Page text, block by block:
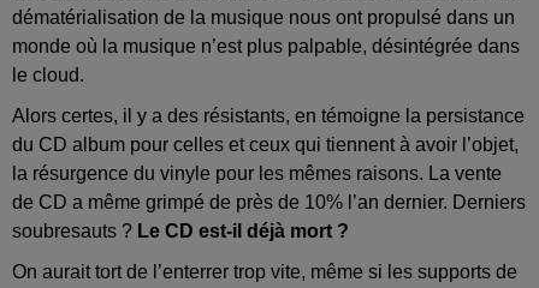
dématérialisation de la musique nous ont propulsé dans un
monde où la musique n’est plus palpable, désintégrée dans
le cloud.
Alors certes, il y a des résistants, en témoigne la persistance
du CD album pour celles et ceux qui tiennent à avoir l’objet,
la résurgence du vinyle pour les mêmes raisons. La vente
de CD a même grimpé de près de 10% l’an dernier. Derniers
soubresauts ? Le CD est-il déjà mort ?
On aurait tort de l’enterrer trop vite, même si les supports de